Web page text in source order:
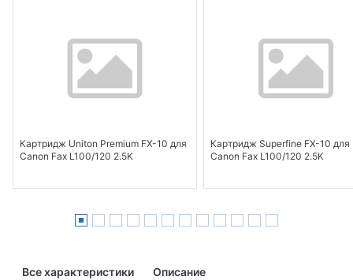
Картридж Uniton Premium FX-10 для
Canon Fax L100/120 2.5K
Картридж Superfine FX-10 для
Canon Fax L100/120 2.5K
Все характеристики Описание